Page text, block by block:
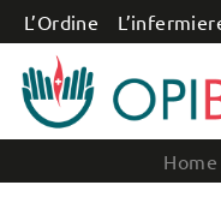
Salta al contenuto
L’Ordine
Home